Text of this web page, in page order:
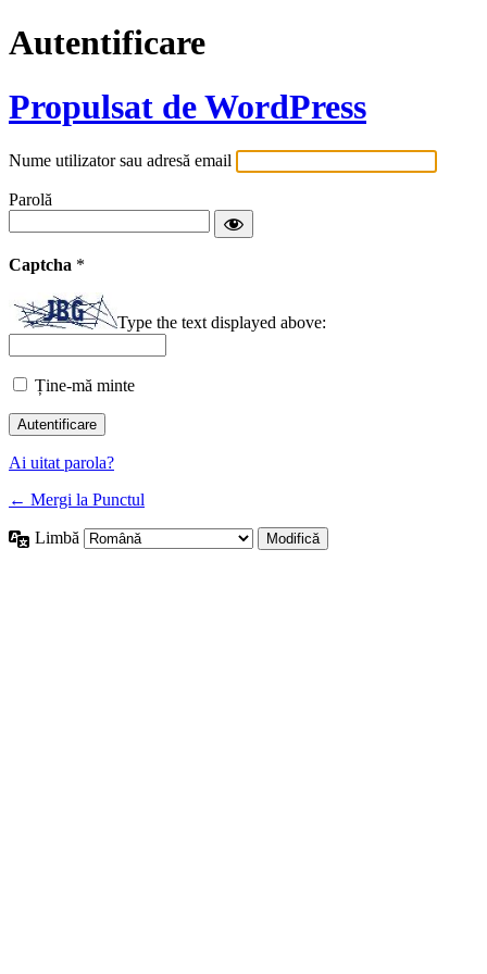
Autentificare
Propulsat de WordPress
Nume utilizator sau adresă email
Parolă
Captcha *
Type the text displayed above:
Ține-mă minte
Ai uitat parola?
← Mergi la Punctul
Limbă